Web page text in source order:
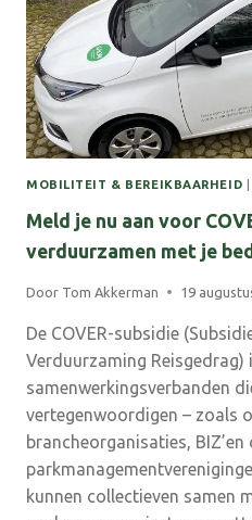
MOBILITEIT & BEREIKBAARHEID
Meld je nu aan voor
verduurzamen met je
Door Tom Akkerman 19
De COVER-subsidie
Verduurzaming
samenwerkingsverbanden
vertegenwoordigen – zoals
brancheorganisaties, BIZ’en
kunnen collectieven samen